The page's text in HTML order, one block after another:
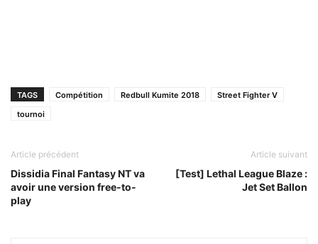
TAGS Compétition Redbull Kumite 2018
Street Fighter V
tournoi
Article précédent
Dissidia Final Fantasy NT va
avoir une version free-to-
play
Article suivant
[Test] Lethal League Blaze :
Jet Set Ballon